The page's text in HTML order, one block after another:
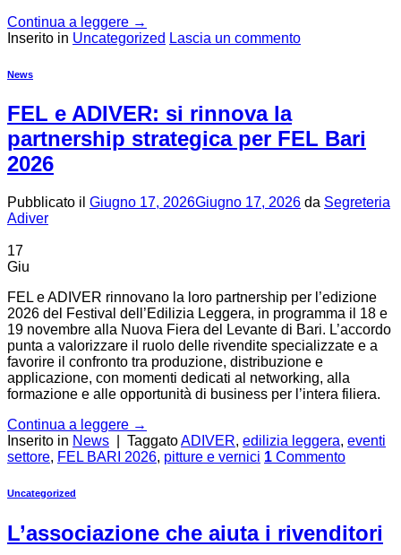
Continua a leggere →
Inserito in Uncategorized Lascia un commento
News
FEL e ADIVER: si rinnova la
partnership strategica per FEL Bari
2026
Pubblicato il Giugno 17, 2026Giugno 17, 2026 da Segreteria
Adiver
17
Giu
FEL e ADIVER rinnovano la loro partnership per l’edizione
2026 del Festival dell’Edilizia Leggera, in programma il 18 e
19 novembre alla Nuova Fiera del Levante di Bari. L’accordo
punta a valorizzare il ruolo delle rivendite specializzate e a
favorire il confronto tra produzione, distribuzione e
applicazione, con momenti dedicati al networking, alla
formazione e alle opportunità di business per l’intera filiera.
Continua a leggere →
Inserito in News TaggatoADIVER, edilizia leggera, eventi
settore, FEL BARI 2026, pitture e vernici 1 Commento
Uncategorized
L’associazione che aiuta i rivenditori